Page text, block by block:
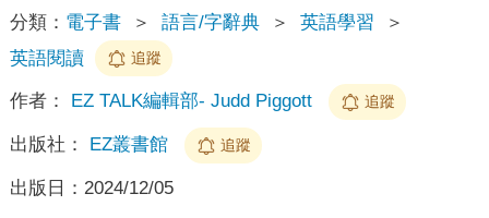
分類： 電子書 ＞ 語言/字辭典 ＞ 英語學習
＞
英語閱讀
追蹤
作者： EZ TALK編輯部- Judd Piggott 追蹤
出版社： EZ叢書館 追蹤
出版日： 2024/12/05